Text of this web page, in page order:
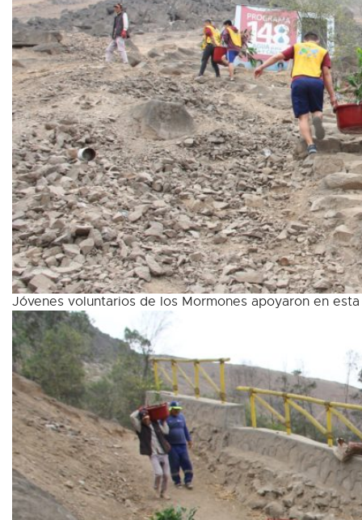
Jóvenes voluntarios de los Mormones apoyaron en